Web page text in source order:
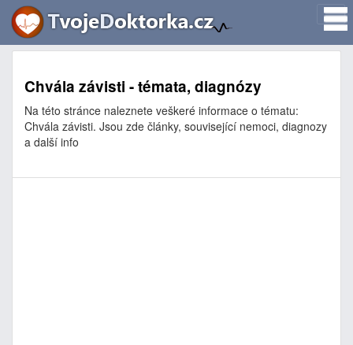
Chvála závisti - témata, diagnózy
Na této stránce naleznete veškeré informace o tématu:
Chvála závisti. Jsou zde články, související nemoci, diagnozy
a další info